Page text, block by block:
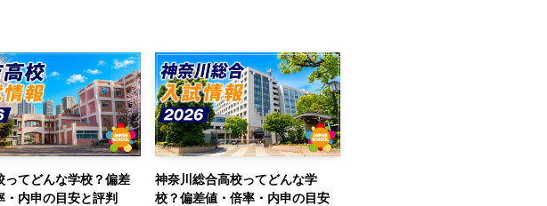
ってどんな学校？偏差
・内申の目安と評判
神奈川総合高校ってどんな学
校？偏差値・倍率・内申の目安